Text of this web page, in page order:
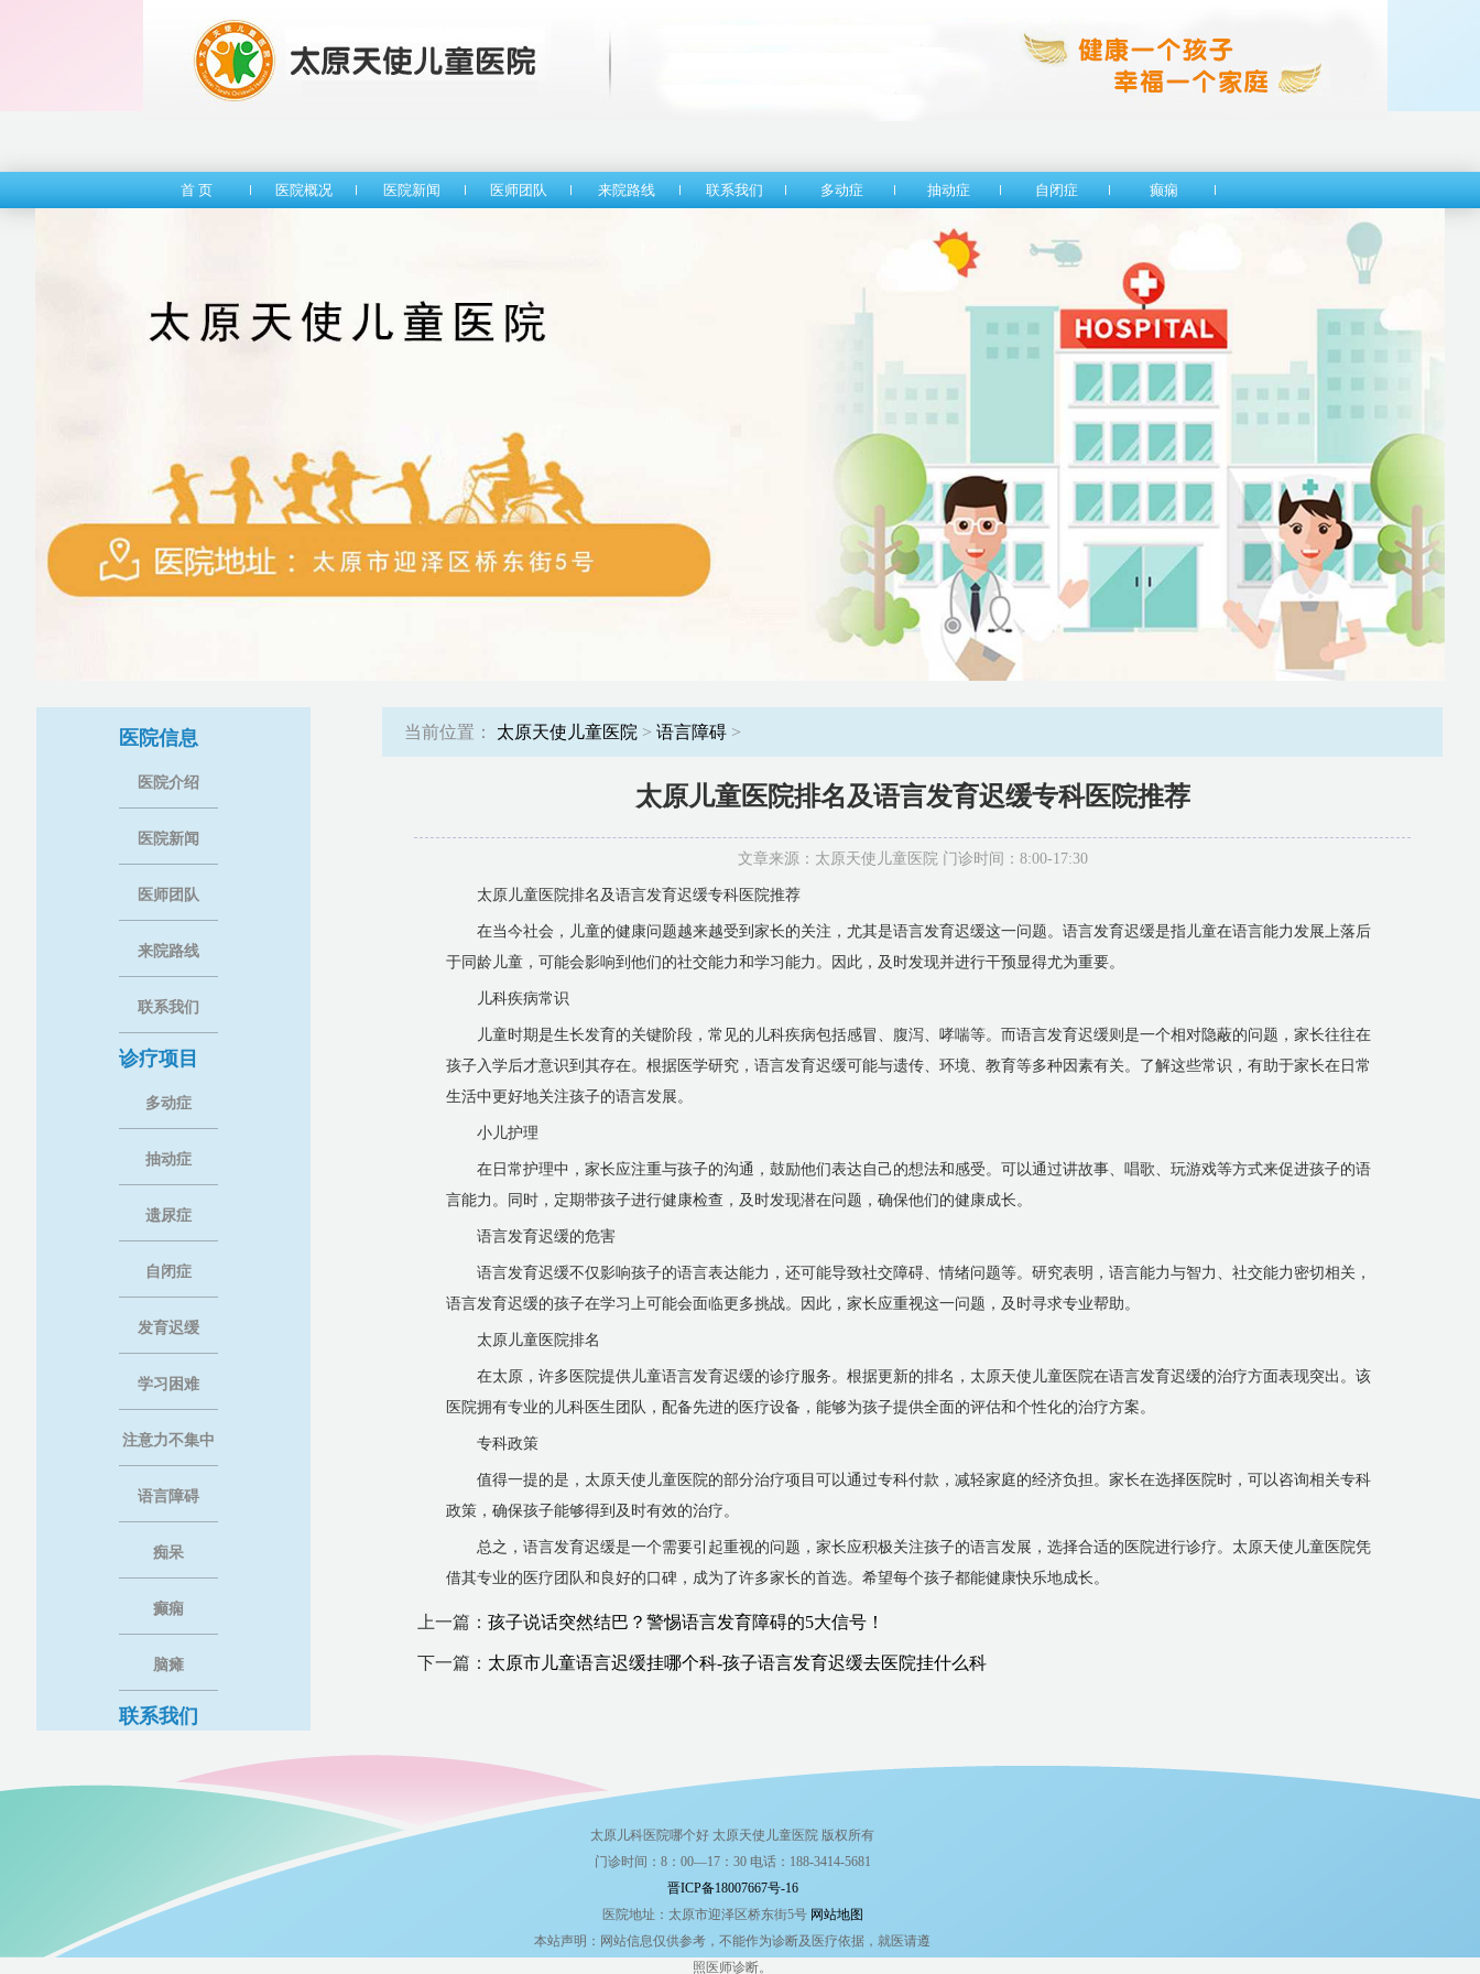
首 页 医院概况 医院新闻 医师团队 来院路线 联系我们 多动症 抽动症 自闭症 癫痫
医院信息
医院介绍
医院新闻
医师团队
来院路线
联系我们
诊疗项目
多动症
抽动症
遗尿症
自闭症
发育迟缓
学习困难
注意力不集中
语言障碍
痴呆
癫痫
脑瘫
联系我们
当前位置： 太原天使儿童医院 > 语言障碍 >
太原儿童医院排名及语言发育迟缓专科医院推荐
文章来源：太原天使儿童医院 门诊时间：8:00-17:30
太原儿童医院排名及语言发育迟缓专科医院推荐
在当今社会，儿童的健康问题越来越受到家长的关注，尤其是语言发育迟缓这一问题。语言发育迟缓是指儿童在语言能力发展上落后
于同龄儿童，可能会影响到他们的社交能力和学习能力。因此，及时发现并进行干预显得尤为重要。
儿科疾病常识
儿童时期是生长发育的关键阶段，常见的儿科疾病包括感冒、腹泻、哮喘等。而语言发育迟缓则是一个相对隐蔽的问题，家长往往在
孩子入学后才意识到其存在。根据医学研究，语言发育迟缓可能与遗传、环境、教育等多种因素有关。了解这些常识，有助于家长在日常
生活中更好地关注孩子的语言发展。
小儿护理
在日常护理中，家长应注重与孩子的沟通，鼓励他们表达自己的想法和感受。可以通过讲故事、唱歌、玩游戏等方式来促进孩子的语
言能力。同时，定期带孩子进行健康检查，及时发现潜在问题，确保他们的健康成长。
语言发育迟缓的危害
语言发育迟缓不仅影响孩子的语言表达能力，还可能导致社交障碍、情绪问题等。研究表明，语言能力与智力、社交能力密切相关，
语言发育迟缓的孩子在学习上可能会面临更多挑战。因此，家长应重视这一问题，及时寻求专业帮助。
太原儿童医院排名
在太原，许多医院提供儿童语言发育迟缓的诊疗服务。根据更新的排名，太原天使儿童医院在语言发育迟缓的治疗方面表现突出。该
医院拥有专业的儿科医生团队，配备先进的医疗设备，能够为孩子提供全面的评估和个性化的治疗方案。
专科政策
值得一提的是，太原天使儿童医院的部分治疗项目可以通过专科付款，减轻家庭的经济负担。家长在选择医院时，可以咨询相关专科
政策，确保孩子能够得到及时有效的治疗。
总之，语言发育迟缓是一个需要引起重视的问题，家长应积极关注孩子的语言发展，选择合适的医院进行诊疗。太原天使儿童医院凭
借其专业的医疗团队和良好的口碑，成为了许多家长的首选。希望每个孩子都能健康快乐地成长。
上一篇： 孩子说话突然结巴？警惕语言发育障碍的5大信号！
下一篇： 太原市儿童语言迟缓挂哪个科-孩子语言发育迟缓去医院挂什么科
太原儿科医院哪个好 太原天使儿童医院 版权所有
门诊时间：8：00—17：30 电话：188-3414-5681
晋ICP备18007667号-16
医院地址：太原市迎泽区桥东街5号 网站地图
本站声明：网站信息仅供参考，不能作为诊断及医疗依据，就医请遵
照医师诊断。